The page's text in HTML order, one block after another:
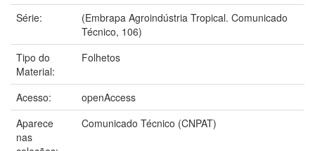
Série:
(Embrapa Agroindústria Tropical. Comunicado
Técnico, 106)
Tipo do
Material:
Folhetos
Acesso:
openAccess
Aparece
nas
Comunicado Técnico (CNPAT)